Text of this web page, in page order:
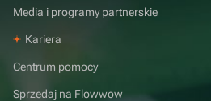
Media i programy partnerskie
Kariera
Centrum pomocy
Sprzedaj na Flowwow